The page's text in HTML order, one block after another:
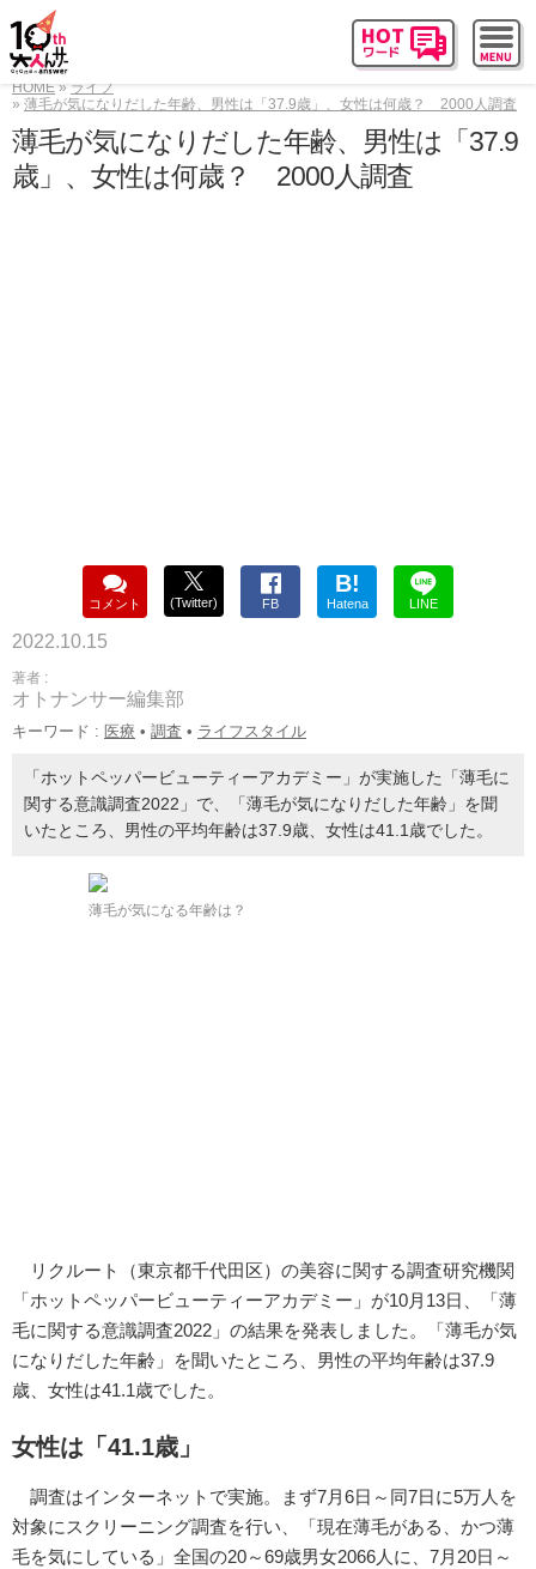
HOME
ライフ
薄毛が気になりだした年齢、男性は「37.9歳」、女性は何歳？ 2000人調査
薄毛が気になりだした年齢、男性は「37.9
歳」、女性は何歳？ 2000人調査
コメント (Twitter) FB
B!
Hatena LINE
2022.10.15
著者 :
オトナンサー編集部
キーワード : 医療 • 調査 • ライフスタイル
「ホットペッパービューティーアカデミー」が実施した「薄毛に
関する意識調査2022」で、「薄毛が気になりだした年齢」を聞
いたところ、男性の平均年齢は37.9歳、女性は41.1歳でした。
薄毛が気になる年齢は？
リクルート（東京都千代田区）の美容に関する調査研究機関
「ホットペッパービューティーアカデミー」が10月13日、「薄
毛に関する意識調査2022」の結果を発表しました。「薄毛が気
になりだした年齢」を聞いたところ、男性の平均年齢は37.9
歳、女性は41.1歳でした。
女性は「41.1歳」
調査はインターネットで実施。まず7月6日～同7日に5万人を
対象にスクリーニング調査を行い、「現在薄毛がある、かつ薄
毛を気にしている」全国の20～69歳男女2066人に、7月20日～